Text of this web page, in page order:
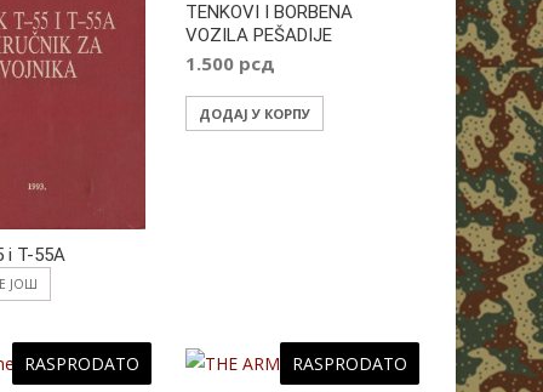
i T-55A
ЈОШ
TENKOVI I BORBENA
VOZILA PEŠADIJE
1.500 рсд
ДОДАЈ У КОРПУ
RASPRODATO RASPRODATO